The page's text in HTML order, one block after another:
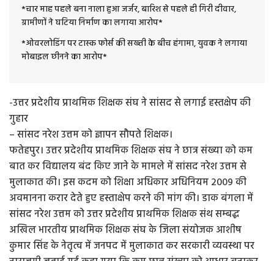
*चार माह पहले बना नाला हुआ जर्जर, बारिश से पहले ही गिरी दीवार,
ग्रामीणों ने घटिया निर्माण का लगाया आरोप*
*ओवरलोडिंग पर टास्क फोर्स की सख्ती के बीच हंगामा, युवक ने लगाया
मोबाइल छीनने का आरोप*
-उत्तर प्रदेशीय प्राथमिक शिक्षक संघ ने सांसद से लगाई हस्तक्षेप की
गुहार
– सांसद नरेश उत्तम को ज्ञापन सौपते शिक्षक।
फतेहपुर। उत्तर प्रदेशीय प्राथमिक शिक्षक संघ ने छात्र संख्या को कम
बात कर विद्यालय बंद किए जाने के मामले में सांसद नरेश उत्तम से
मुलाकात की। इस कदम को शिक्षा अधिकार अधिनियम 2009 की
अवमानना करार देते हुए हस्ताक्षेप करने की मांग की। डाक बंगला में
सांसद नरेश उत्तम को उत्तर प्रदेशीय प्राथमिक शिक्षक संथ सम्बद्ध
अखिल भारतीय प्राथमिक शिक्षक संघ के जिला संयोजक आशीष
कुमार सिंह के नेतृत्व में जनपद में मुलाकात कर सरकारी व्यवस्था पर